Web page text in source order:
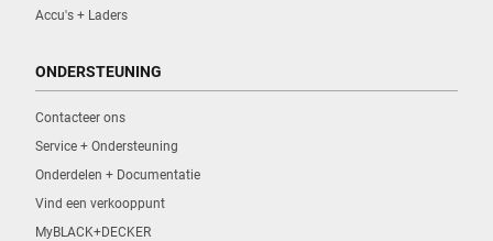
Accu's + Laders
ONDERSTEUNING
Contacteer ons
Service + Ondersteuning
Onderdelen + Documentatie
Vind een verkooppunt
MyBLACK+DECKER